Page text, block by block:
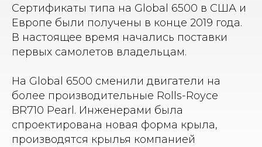
Сертификаты типа на Global 6500 в США и
Европе были получены в конце 2019 года.
В настоящее время начались поставки
первых самолетов владельцам.
На Global 6500 сменили двигатели на
более производительные Rolls-Royce
BR710 Pearl. Инженерами была
спроектирована новая форма крыла,
производятся крылья компанией